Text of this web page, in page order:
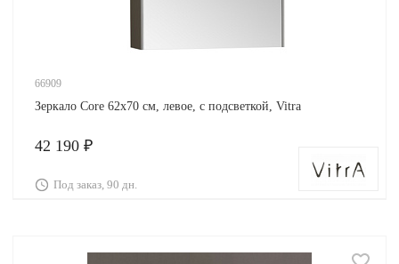
66909
Зеркало Core 62х70 см, левое, с подсветкой, Vitra
42 190 ₽
Под заказ, 90 дн.